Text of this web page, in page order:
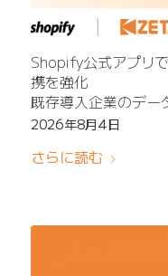
Shopify公式アプリ
携を強化
既存導入企業のデー
度向上と売上拡大を
2026年8月4日
さらに読む